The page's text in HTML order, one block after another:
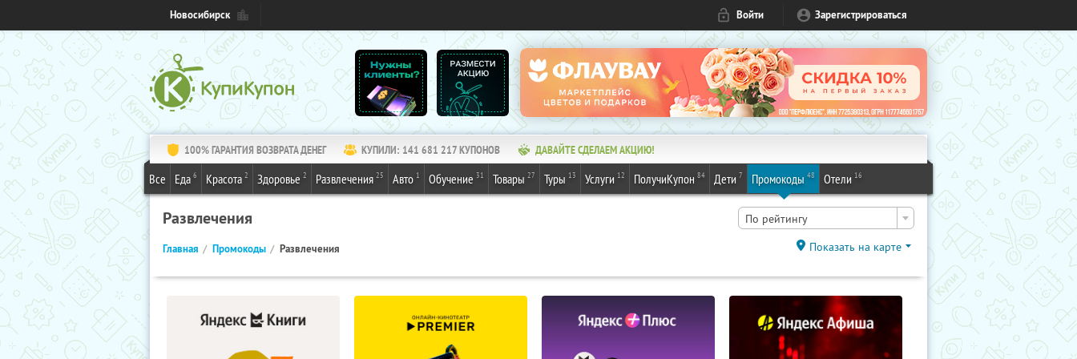
Новосибирск Войти Зарегистрироваться
100% ГАРАНТИЯ ВОЗВРАТА ДЕНЕГ КУПИЛИ: 141 681 217КУПОНОВ ДАВАЙТЕ СДЕЛАЕМ АКЦИЮ!
Все Еда 6 Красота 2 Здоровье 2 Развлечения 25 Авто 1 Обучение 31 Товары 27 Туры 13 Услуги 12 ПолучиКупон 84 Дети 7 Промокоды 48 Отели 16
Развлечения По рейтингу
Главная Промокоды Развлечения Показать на карте